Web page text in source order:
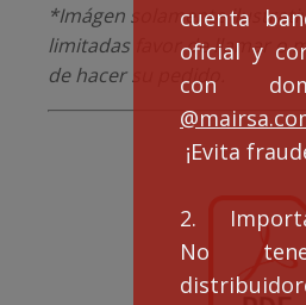
cuenta
oficial y
con
¡Evita
2.
No
*Imágen solamente
limitadas favor de llamar o
de hacer su pedido.